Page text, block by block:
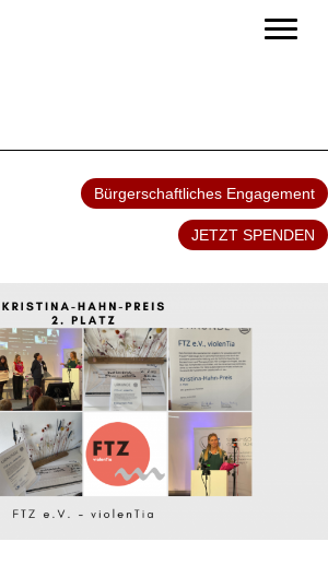
Bürgerschaftliches Engagement
JETZT SPENDEN